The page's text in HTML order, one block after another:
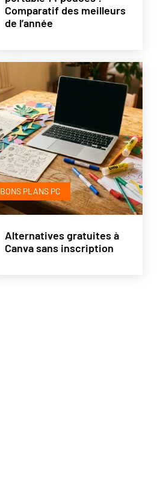
Comparatif des meilleurs
de l’année
BONS PLANS PC
Alternatives gratuites à
Canva sans inscription